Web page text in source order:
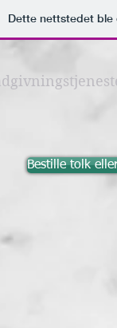
Dette nettstedet
Bestille tolk